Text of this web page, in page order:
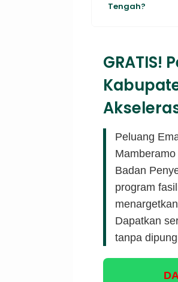
Tengah?
GRATIS!
Peluang
Badan
program
Dapatkan
tanpa